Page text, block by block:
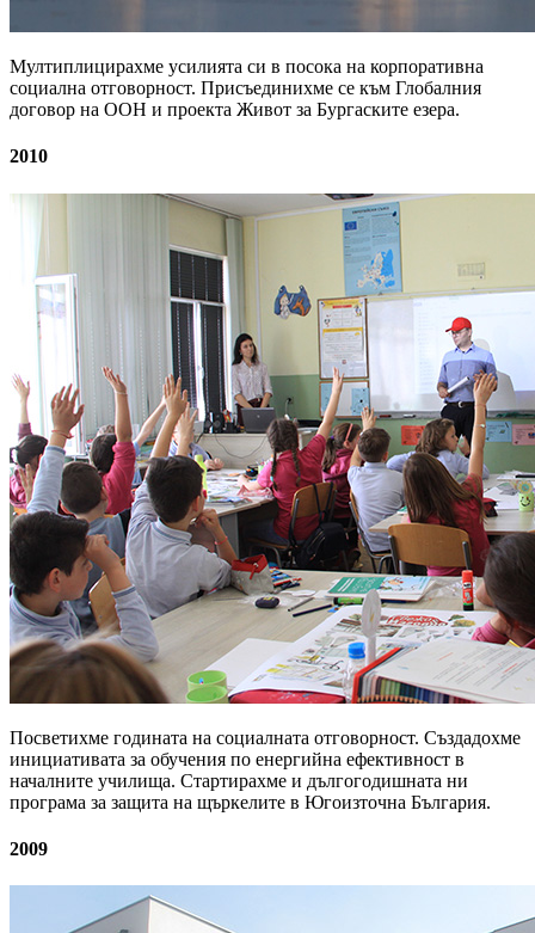
Мултиплицирахме усилията си в посока на корпоративна
социална отговорност. Присъединихме се към Глобалния
договор на ООН и проекта Живот за Бургаските езера.
2010
Посветихме годината на социалната отговорност. Създадохме
инициативата за обучения по енергийна ефективност в
началните училища. Стартирахме и дългогодишната ни
програма за защита на щъркелите в Югоизточна България.
2009